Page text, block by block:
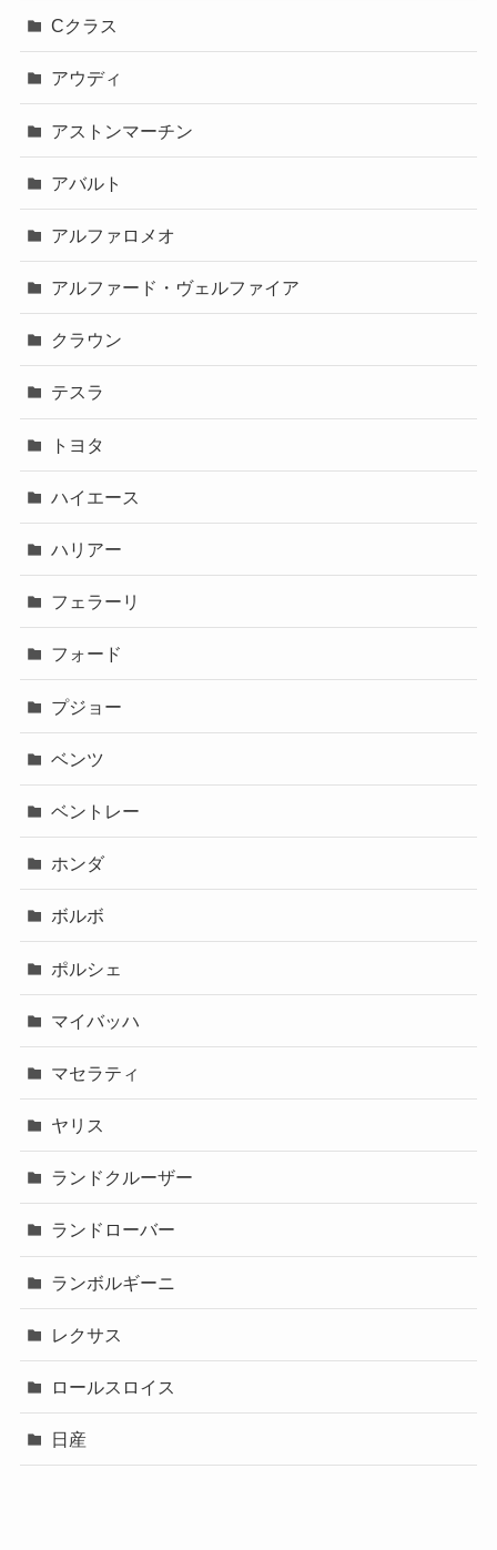
Cクラス
アウディ
アストンマーチン
アバルト
アルファロメオ
アルファード・ヴェルファイア
クラウン
テスラ
トヨタ
ハイエース
ハリアー
フェラーリ
フォード
プジョー
ベンツ
ベントレー
ホンダ
ボルボ
ポルシェ
マイバッハ
マセラティ
ヤリス
ランドクルーザー
ランドローバー
ランボルギーニ
レクサス
ロールスロイス
日産